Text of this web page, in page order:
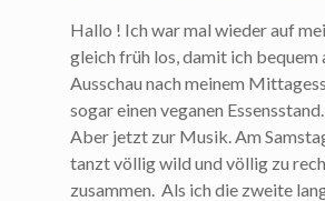
Hallo ! Ich war mal wieder auf
gleich früh los, damit ich bequem
Ausschau nach meinem
sogar einen veganen
Aber jetzt zur Musik. Am
tanzt völlig wild und völlig zu
zusammen. Als ich die zweite